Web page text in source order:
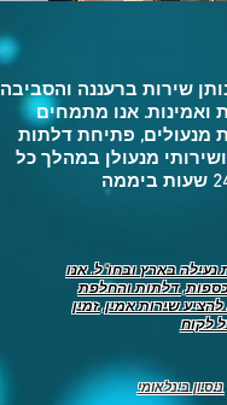
שירות ברעננה והסביבה
ואמינות. אנו מתמחים
מנעולים, פתיחת דלתות
מנעולן במהלך כל
נעילה בארץ ובחו"ל. אנו
דלתות והחלפת
שירות אמין, זמין
ניסיון בינלאומי